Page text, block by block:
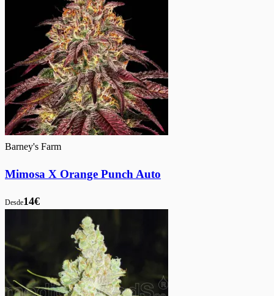
Barney's Farm
Mimosa X Orange Punch Auto
Desde14€